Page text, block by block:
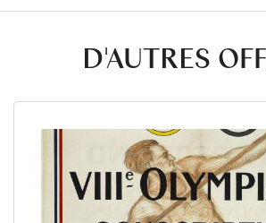
D'AUTRES